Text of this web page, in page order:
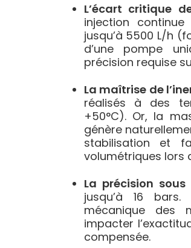
L’écart critique
injection
jusqu’à 5500 L/h
d’une pompe
précision requise
La maîtrise de
réalisés à des
+50°C). Or, la
génère
stabilisation et
volumétriques lors
La précision sous
jusqu’à 16
mécanique des
impacter
compensée.